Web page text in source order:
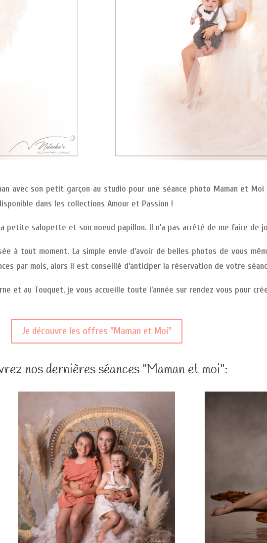
avec son petit garçon au studio pour une séance photo Maman et
dans les collections Amour et Passion !
petite salopette et son noeud papillon. Il n’a pas arrêté de me faire de
à tout moment. La simple envie d’avoir de belles photos de vous
par mois, alors il est conseillé d’anticiper la réservation de votre
et au Touquet, je vous accueille toute l’année sur rendez vous pour
Je découvre les offres "Maman et Moi"
nos dernières séances "Maman et moi":